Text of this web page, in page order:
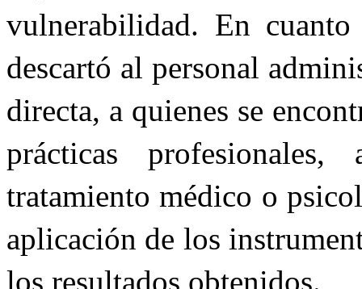
vulnerabilidad. En
descartó al personal
directa, a quienes se
prácticas
tratamiento médico o
aplicación de los
los resultados obtenidos.